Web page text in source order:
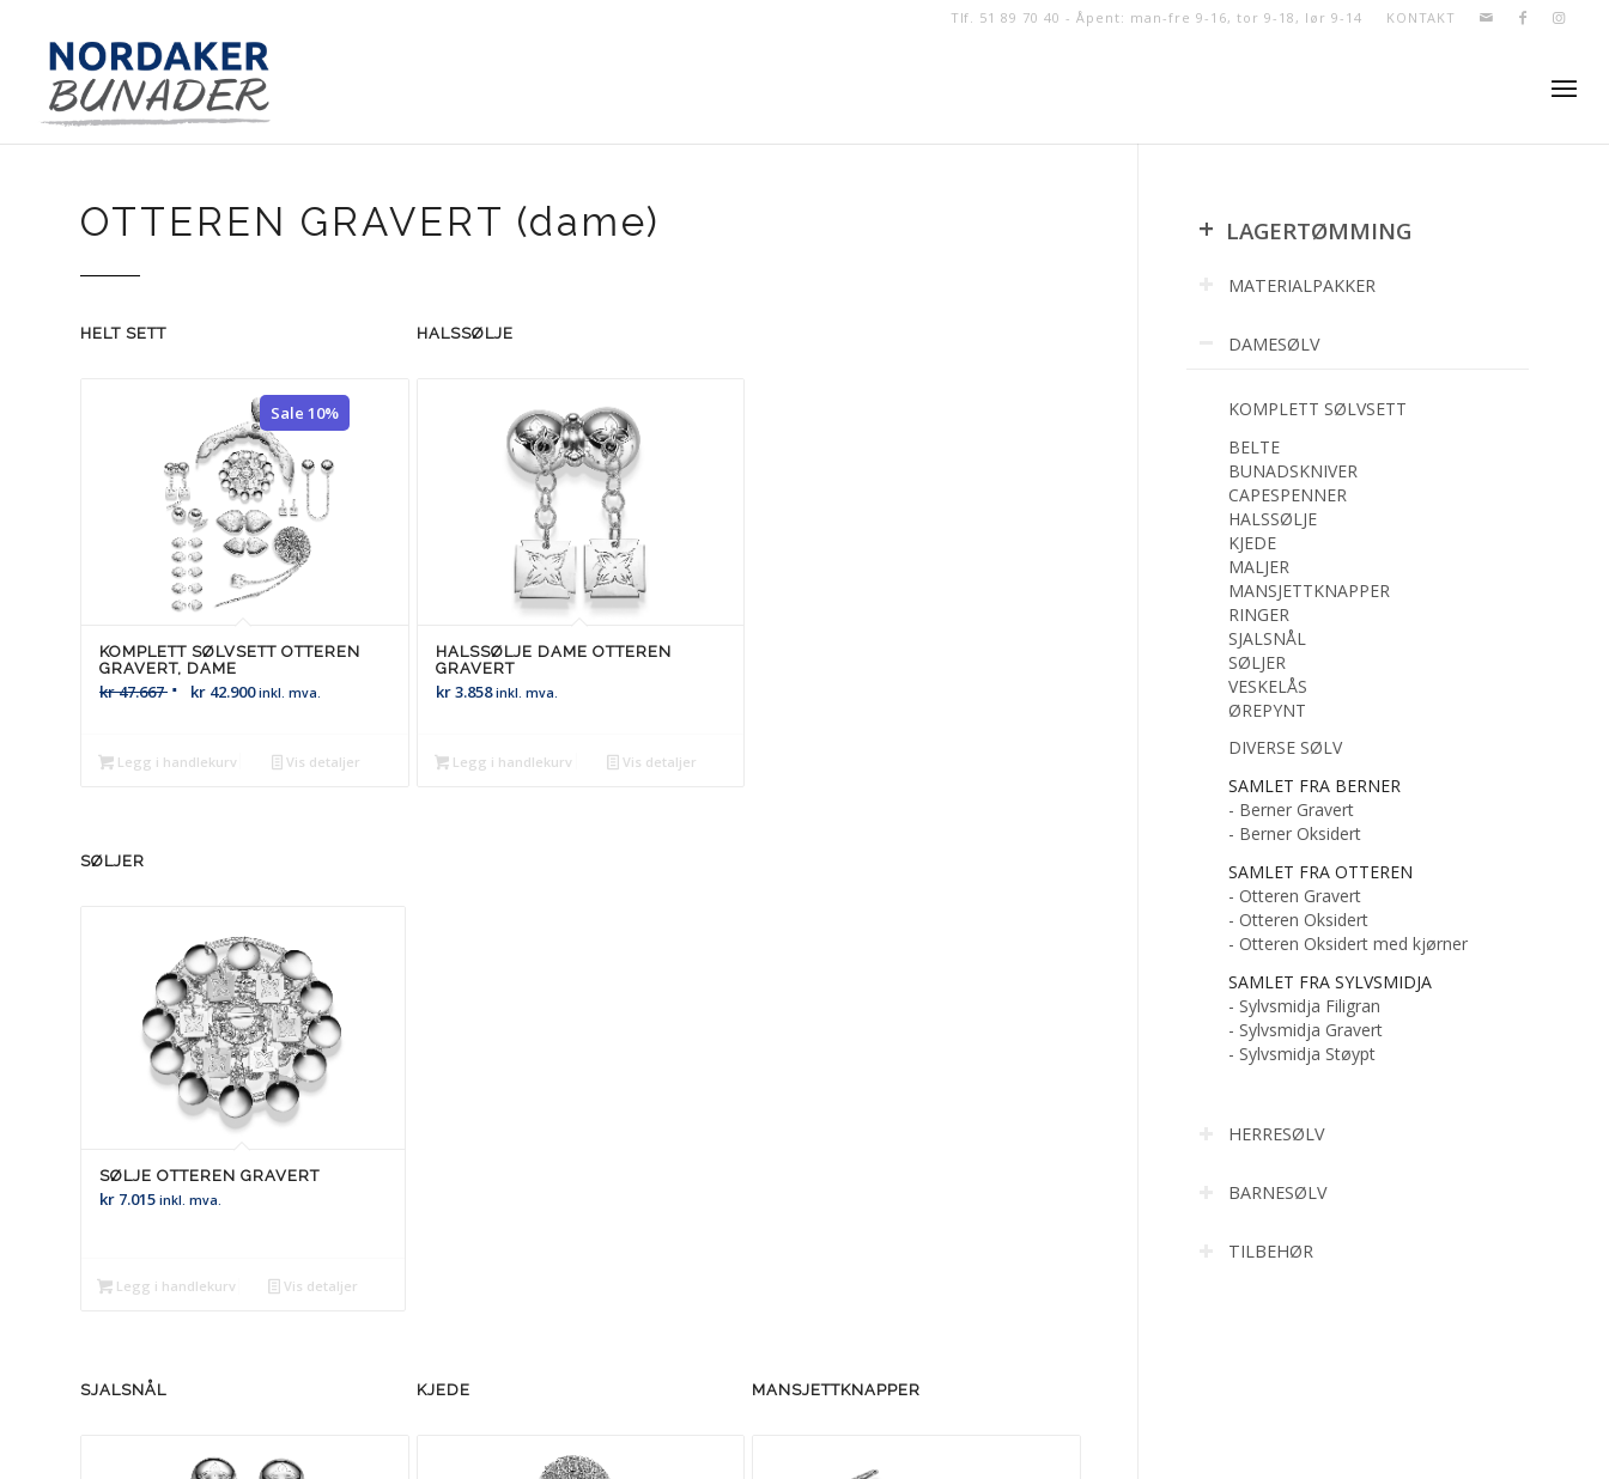
KONTAKT
Tlf. 51 89 70 40 - Åpent: man-fre 9-16, tor 9-18, lør 9-14
OTTEREN GRAVERT (dame)
HELT SETT
Sale 10%
KOMPLETT SØLVSETT OTTEREN
GRAVERT, DAME
kr47.667 kr 42.900 inkl. mva.
Legg i handlekurv Vis detaljer
HALSSØLJE
HALSSØLJE DAME OTTEREN
GRAVERT
kr3.858 inkl. mva.
Legg i handlekurv Vis detaljer
SØLJER
SØLJE OTTEREN GRAVERT
kr 7.015 inkl. mva.
Legg i handlekurv Vis detaljer
SJALSNÅL KJEDE MANSJETTKNAPPER
+ LAGERTØMMING
MATERIALPAKKER
DAMESØLV
KOMPLETT SØLVSETT
BELTE
BUNADSKNIVER
CAPESPENNER
HALSSØLJE
KJEDE
MALJER
MANSJETTKNAPPER
RINGER
SJALSNÅL
SØLJER
VESKELÅS
ØREPYNT
DIVERSE SØLV
SAMLET FRA BERNER
- Berner Gravert
- Berner Oksidert
SAMLET FRA OTTEREN
- Otteren Gravert
- Otteren Oksidert
- Otteren Oksidert med kjørner
SAMLET FRA SYLVSMIDJA
- Sylvsmidja Filigran
- Sylvsmidja Gravert
- Sylvsmidja Støypt
HERRESØLV
BARNESØLV
TILBEHØR